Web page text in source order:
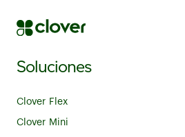
Soluciones
Clover Flex
Clover Mini